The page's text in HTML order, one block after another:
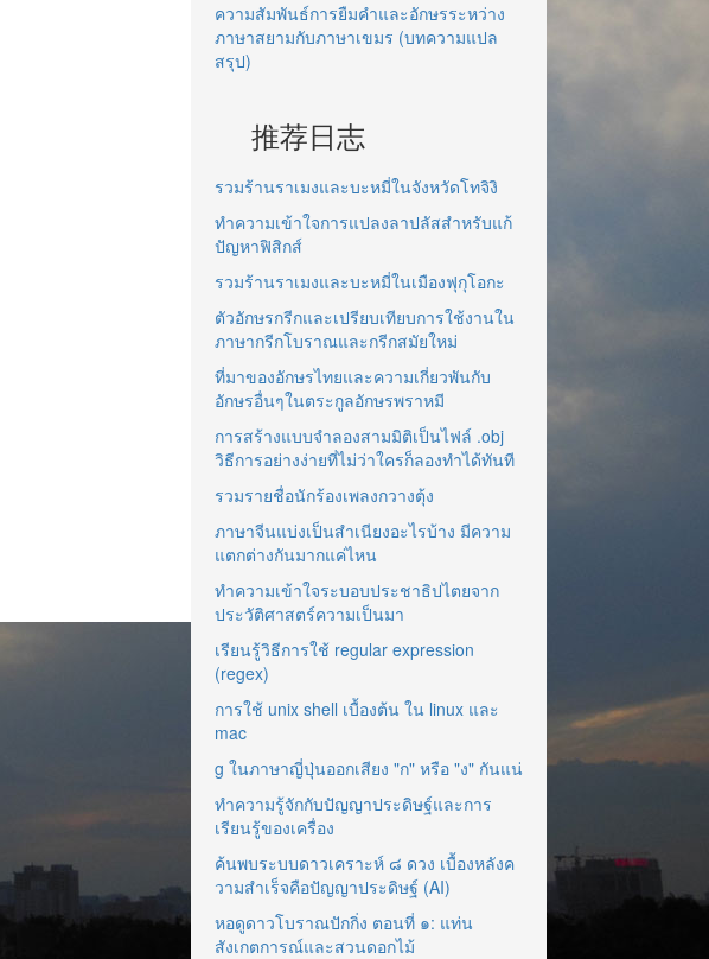
ความสัมพันธ์การยืมคำและอักษรระหว่าง
ภาษาสยามกับภาษาเขมร (บทความแปล
สรุป)
推荐日志
รวมร้านราเมงและบะหมี่ในจังหวัดโทจิงิ
ทำความเข้าใจการแปลงลาปลัสสำหรับแก้
ปัญหาฟิสิกส์
รวมร้านราเมงและบะหมี่ในเมืองฟุกุโอกะ
ตัวอักษรกรีกและเปรียบเทียบการใช้งานใน
ภาษากรีกโบราณและกรีกสมัยใหม่
ที่มาของอักษรไทยและความเกี่ยวพันกับ
อักษรอื่นๆในตระกูลอักษรพราหมี
การสร้างแบบจำลองสามมิติเป็นไฟล์ .obj
วิธีการอย่างง่ายที่ไม่ว่าใครก็ลองทำได้ทันที
รวมรายชื่อนักร้องเพลงกวางตุ้ง
ภาษาจีนแบ่งเป็นสำเนียงอะไรบ้าง มีความ
แตกต่างกันมากแค่ไหน
ทำความเข้าใจระบอบประชาธิปไตยจาก
ประวัติศาสตร์ความเป็นมา
เรียนรู้วิธีการใช้ regular expression
(regex)
การใช้ unix shell เบื้องต้น ใน linux และ
mac
g ในภาษาญี่ปุ่นออกเสียง "ก" หรือ "ง" กันแน่
ทำความรู้จักกับปัญญาประดิษฐ์และการ
เรียนรู้ของเครื่อง
ค้นพบระบบดาวเคราะห์ ๘ ดวง เบื้องหลังค
วามสำเร็จคือปัญญาประดิษฐ์ (AI)
หอดูดาวโบราณปักกิ่ง ตอนที่ ๑: แท่น
สังเกตการณ์และสวนดอกไม้